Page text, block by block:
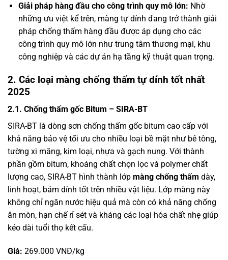
Giải pháp hàng đầu cho công trình quy mô lớn: Nhờ
những ưu việt kể trên, màng tự dính đang trở thành giải
pháp chống thấm hàng đầu được áp dụng cho các
công trình quy mô lớn như trung tâm thương mại, khu
công nghiệp và các dự án hạ tầng kỹ thuật quan trọng.
2. Các loại màng chống thấm tự dính tốt nhất
2025
2.1. Chống thấm gốc Bitum – SIRA-BT
SIRA-BT là dòng sơn chống thấm gốc bitum cao cấp với
khả năng bảo vệ tối ưu cho nhiều loại bề mặt như bê tông,
tường xi măng, kim loại, nhựa và gạch nung. Với thành
phần gồm bitum, khoáng chất chọn lọc và polymer chất
lượng cao, SIRA-BT hình thành lớp màng chống thấm dày,
linh hoạt, bám dính tốt trên nhiều vật liệu. Lớp màng này
không chỉ ngăn nước hiệu quả mà còn có khả năng chống
ăn mòn, hạn chế rỉ sét và kháng các loại hóa chất nhẹ giúp
kéo dài tuổi thọ kết cấu.
Giá: 269.000 VNĐ/kg